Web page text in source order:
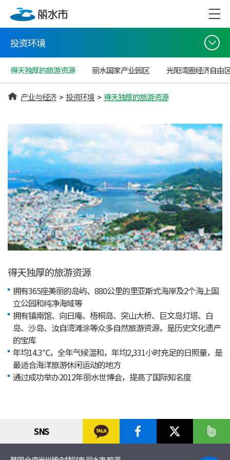
投资环境
得天独厚的旅游资源 丽水国家产业园区 光阳湾圈经济自由
产业与经济 > 投资环境 > 得天独厚的旅游资源
得天独厚的旅游资源
拥有365座美丽的岛屿、880公里的里亚斯式海岸及2个海上国
立公园和纯净海域等
拥有镇南馆、向日庵、梧桐岛、突山大桥、巨文岛灯塔、白
岛、沙岛、汝自湾滩涂等众多自然旅游资源，是历史文化遗产
的宝库
年均14.3℃，全年气候温和，年均2,331小时充足的日照量，是
最适合海洋旅游休闲运动的地方
通过成功举办2012年丽水世博会，提高了国际知名度
SNS